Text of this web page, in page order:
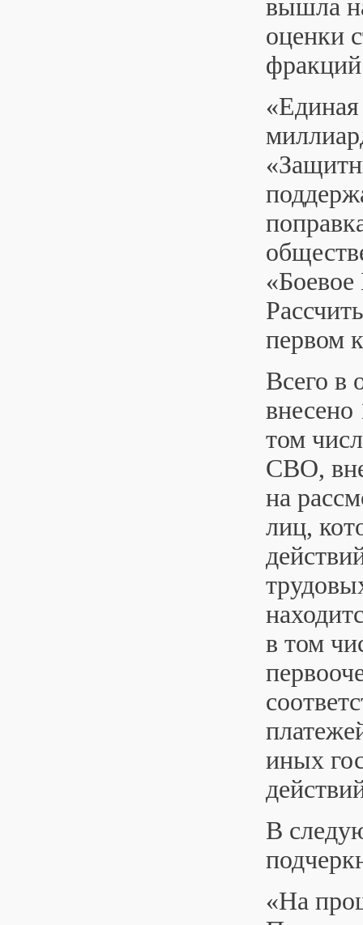
вышла
оценки
первом
Всего в
внесено
том
СВО,
на
лиц,
в том
иных
В
«На